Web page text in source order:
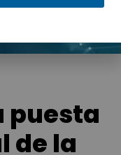
puesta
de la